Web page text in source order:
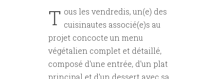
T ous les vendredis, un(e) des
cuisinautes associé(e)s au
projet concocte un menu
végétalien complet et détaillé,
composé d'une entrée, d'un plat
principal et d'un dessert avec sa